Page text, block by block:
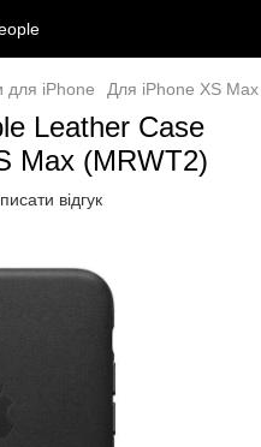
для iPhone Для iPhone XS Max
Leather Case
Max (MRWT2)
відгук